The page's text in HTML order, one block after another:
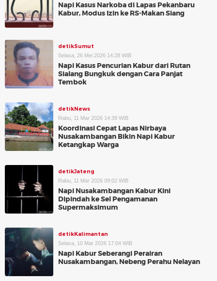
Napi Kasus Narkoba di Lapas Pekanbaru
Kabur, Modus Izin ke RS-Makan Siang
detikSumut
Selasa, 26 Mei 2026 14:28 WIB
Napi Kasus Pencurian Kabur dari Rutan
Sialang Bungkuk dengan Cara Panjat
Tembok
detikNews
Rabu, 11 Mar 2026 14:39 WIB
Koordinasi Cepat Lapas Nirbaya
Nusakambangan Bikin Napi Kabur
Ketangkap Warga
detikJateng
Rabu, 11 Mar 2026 09:02 WIB
Napi Nusakambangan Kabur Kini
Dipindah ke Sel Pengamanan
Supermaksimum
detikKalimantan
Selasa, 10 Mar 2026 17:04 WIB
Napi Kabur Seberangi Perairan
Nusakambangan, Nebeng Perahu Nelayan